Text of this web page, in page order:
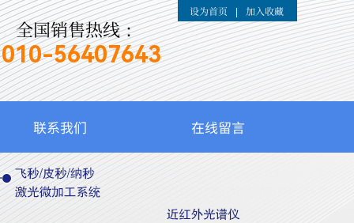
设为首页 加入收藏
全国销售热线：
010-56407643
联系我们 在线留言